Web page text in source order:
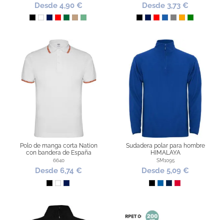
Desde 4,90 €
NegroBlanco
Marino
RojoVerde botella
ArenaVerde Senda
Desde 3,73 €
NegroMarino
RojoAzulGrisNaranja
Verde
Polo de manga corta Nation
con bandera de España
6640
Desde 6,74 €
NegroBlancoMarino
Sudadera polar para hombre
HIMALAYA
SM1095
Desde 5,09 €
NEGRO
ROYALAZUL MARINO
ROJO